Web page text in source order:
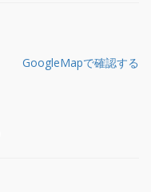
GoogleMapで確認する